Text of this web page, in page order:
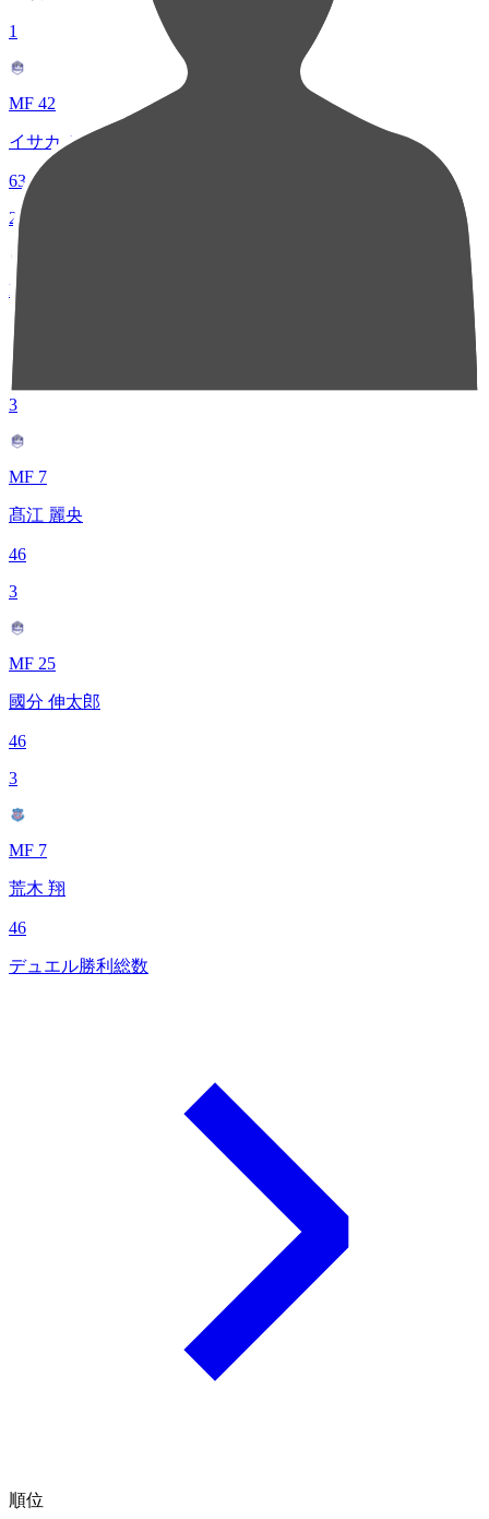
1
MF 42
イサカ ゼイン
63
2
MF 10
鳥海 芳樹
50
3
MF 7
髙江 麗央
46
3
MF 25
國分 伸太郎
46
3
MF 7
荒木 翔
46
デュエル勝利総数
順位